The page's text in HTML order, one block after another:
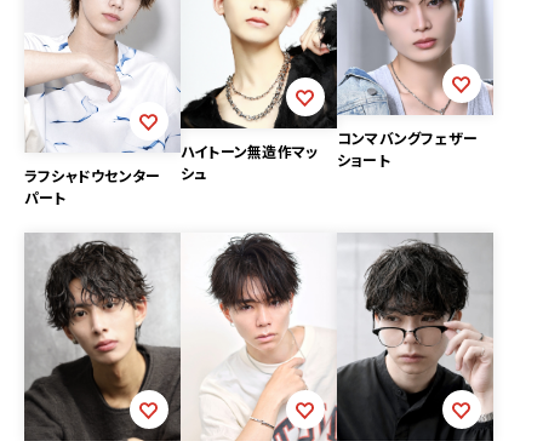
ラフシャドウセンター
パート
ハイトーン無造作マッ
シュ
コンマバングフェザー
ショート